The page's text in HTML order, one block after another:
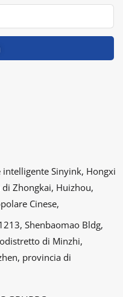
e i
Sinyink, Hongxi
Zhongkai, Huizhou,
Cinese,
Shenbaomao Bldg,
di Minzhi,
provincia di